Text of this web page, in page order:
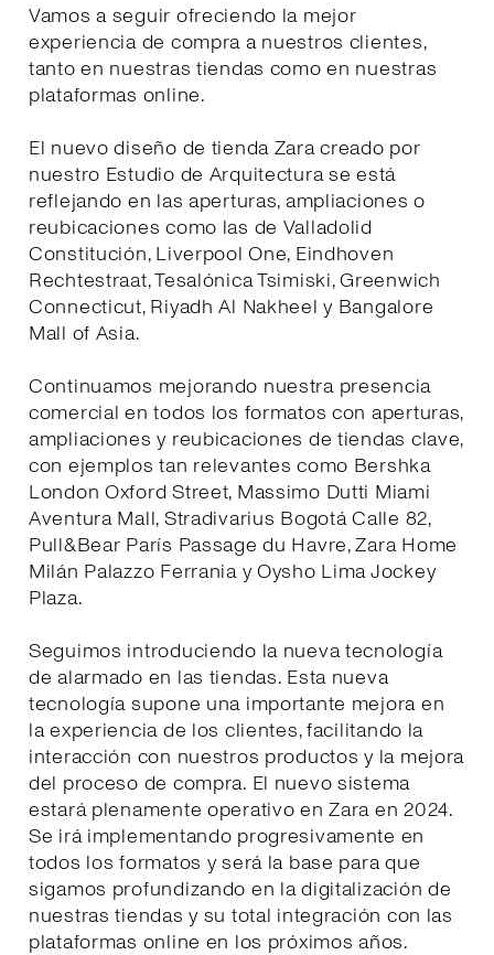
Vamos a seguir ofreciendo la mejor
experiencia de compra a nuestros clientes,
tanto en nuestras tiendas como en nuestras
plataformas online.
El nuevo diseño de tienda Zara creado por
nuestro Estudio de Arquitectura se está
reflejando en las aperturas, ampliaciones o
reubicaciones como las de Valladolid
Constitución, Liverpool One, Eindhoven
Rechtestraat, Tesalónica Tsimiski, Greenwich
Connecticut, Riyadh Al Nakheel y Bangalore
Mall of Asia.
Continuamos mejorando nuestra presencia
comercial en todos los formatos con aperturas,
ampliaciones y reubicaciones de tiendas clave,
con ejemplos tan relevantes como Bershka
London Oxford Street, Massimo Dutti Miami
Aventura Mall, Stradivarius Bogotá Calle 82,
Pull&Bear París Passage du Havre, Zara Home
Milán Palazzo Ferrania y Oysho Lima Jockey
Plaza.
Seguimos introduciendo la nueva tecnología
de alarmado en las tiendas. Esta nueva
tecnología supone una importante mejora en
la experiencia de los clientes, facilitando la
interacción con nuestros productos y la mejora
del proceso de compra. El nuevo sistema
estará plenamente operativo en Zara en 2024.
Se irá implementando progresivamente en
todos los formatos y será la base para que
sigamos profundizando en la digitalización de
nuestras tiendas y su total integración con las
plataformas online en los próximos años.